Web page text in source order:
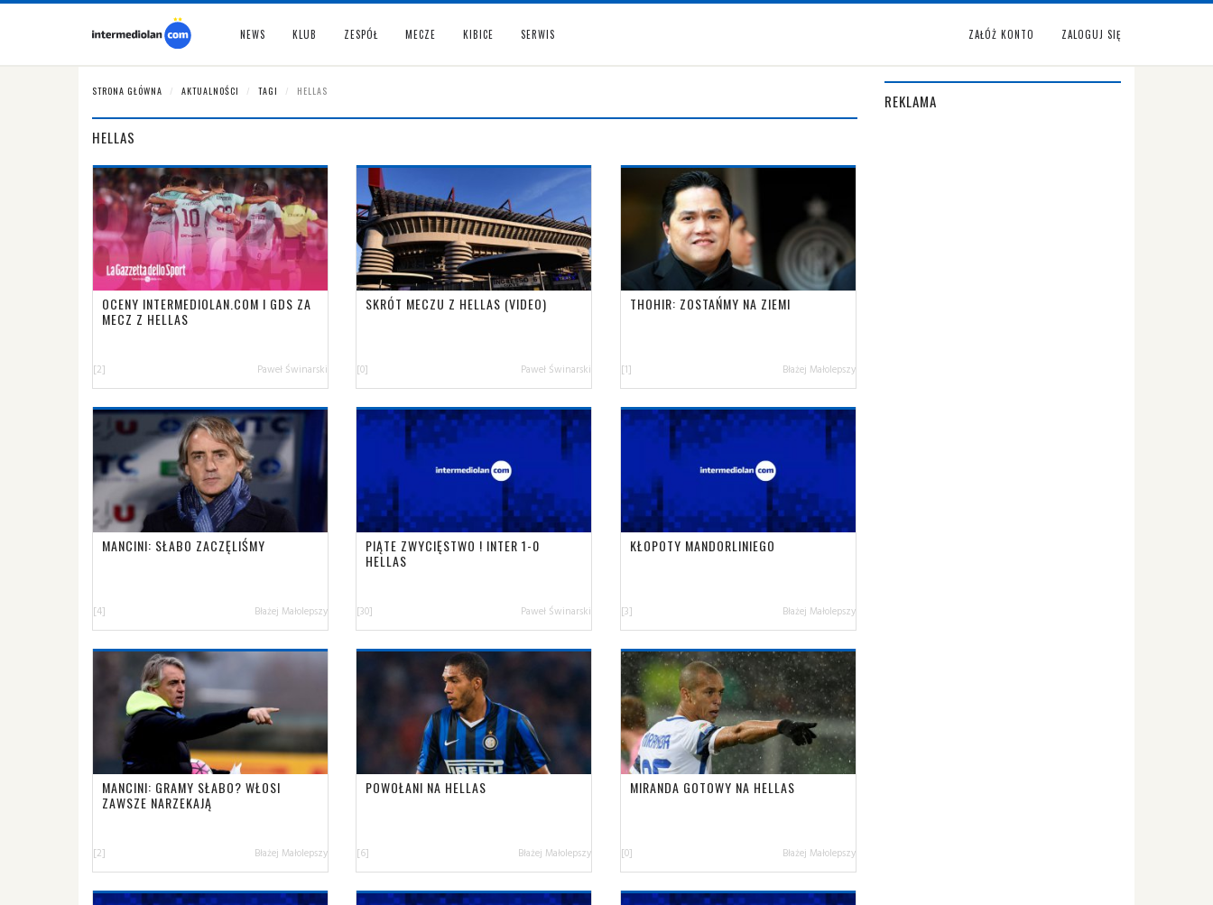
NEWS KLUB ZESPÓŁ MECZE KIBICE SERWIS ZAŁÓŻ KONTO ZALOGUJ SIĘ
STRONA GŁÓWNA AKTUALNOŚCI TAGI HELLAS
HELLAS
OCENY INTERMEDIOLAN.COM I GDS ZA
MECZ Z HELLAS
[2] Paweł Świnarski
SKRÓT MECZU Z HELLAS (VIDEO)
[0] Paweł Świnarski
THOHIR: ZOSTAŃMY NA ZIEMI
[1] Błażej Małolepszy
MANCINI: SŁABO ZACZĘLIŚMY
[4] Błażej Małolepszy
PIĄTE ZWYCIĘSTWO ! INTER 1-0
HELLAS
[30] Paweł Świnarski
KŁOPOTY MANDORLINIEGO
[3] Błażej Małolepszy
MANCINI: GRAMY SŁABO? WŁOSI
ZAWSZE NARZEKAJĄ
[2] Błażej Małolepszy
POWOŁANI NA HELLAS
[6] Błażej Małolepszy
MIRANDA GOTOWY NA HELLAS
[0] Błażej Małolepszy
REKLAMA